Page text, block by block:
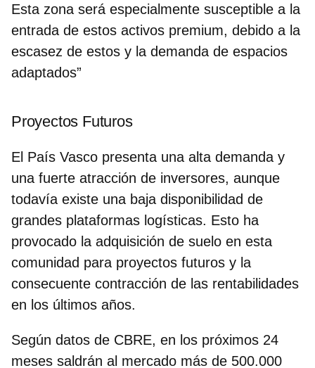
Esta zona será especialmente susceptible a la
entrada de estos activos premium, debido a la
escasez de estos y la demanda de espacios
adaptados”
Proyectos Futuros
El País Vasco presenta una alta demanda y
una fuerte atracción de inversores, aunque
todavía existe una baja disponibilidad de
grandes plataformas logísticas. Esto ha
provocado la adquisición de suelo en esta
comunidad para proyectos futuros y la
consecuente contracción de las rentabilidades
en los últimos años.
Según datos de CBRE, en los próximos 24
meses saldrán al mercado más de 500.000